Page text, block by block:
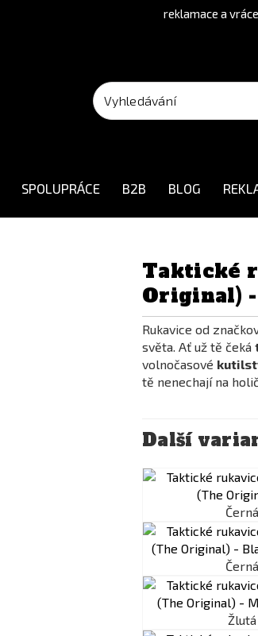
reklamace a
SPOLUPRÁCE B2B BLOG
Taktické
Original)
Rukavice od
světa. Ať už tě čeká
volnočasové
tě nenechají na
Další
Černá
Černá
Žlutá